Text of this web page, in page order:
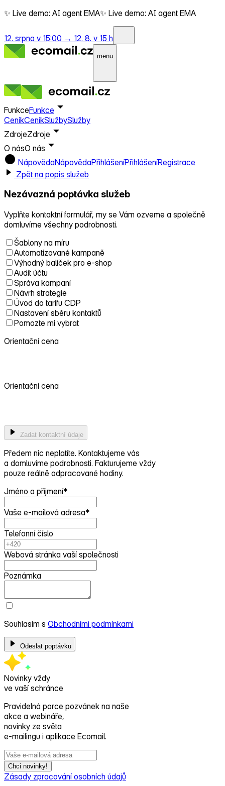
✨ Live demo: AI agent EMA✨ Live demo: AI agent EMA
12. srpna v 15:00 → 12. 8. v 15 h
menu
FunkceFunkce
CeníkCeníkSlužbySlužby
ZdrojeZdroje
O násO nás
NápovědaNápovědaPřihlášeníPřihlášeníRegistrace
Zpět na popis služeb
Nezávazná poptávka služeb
Vyplňte kontaktní formulář, my se Vám ozveme a společně
domluvíme všechny podrobnosti.
Šablony na míru
Automatizované kampaně
Výhodný balíček pro e-shop
Audit účtu
Správa kampaní
Návrh strategie
Úvod do tarifu CDP
Nastavení sběru kontaktů
Pomozte mi vybrat
Orientační cena
Orientační cena
Zadat kontaktní údaje
Předem nic neplatíte. Kontaktujeme vás
a domluvíme podrobnosti. Fakturujeme vždy
pouze reálně odpracované hodiny.
Jméno a příjmení*
Vaše e-mailová adresa*
Telefonní číslo
Webová stránka vaší společnosti
Poznámka
Souhlasím s Obchodními podmínkami
Odeslat poptávku
Novinky vždy
ve vaší schránce
Pravidelná porce pozvánek na naše
akce a webináře,
novinky ze světa
e‑mailingu i aplikace Ecomail.
Chci novinky!
Zásady zpracování osobních údajů